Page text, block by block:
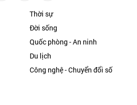
Thời sự
Đời sống
Quốc phòng - An ninh
Du lịch
Công nghệ - Chuyển đổi số